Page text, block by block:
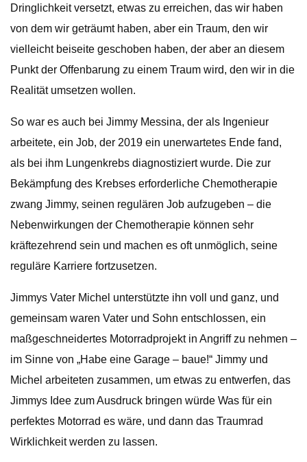
Dringlichkeit versetzt, etwas zu erreichen, das wir haben
von dem wir geträumt haben, aber ein Traum, den wir
vielleicht beiseite geschoben haben, der aber an diesem
Punkt der Offenbarung zu einem Traum wird, den wir in die
Realität umsetzen wollen.
So war es auch bei Jimmy Messina, der als Ingenieur
arbeitete, ein Job, der 2019 ein unerwartetes Ende fand,
als bei ihm Lungenkrebs diagnostiziert wurde. Die zur
Bekämpfung des Krebses erforderliche Chemotherapie
zwang Jimmy, seinen regulären Job aufzugeben – die
Nebenwirkungen der Chemotherapie können sehr
kräftezehrend sein und machen es oft unmöglich, seine
reguläre Karriere fortzusetzen.
Jimmys Vater Michel unterstützte ihn voll und ganz, und
gemeinsam waren Vater und Sohn entschlossen, ein
maßgeschneidertes Motorradprojekt in Angriff zu nehmen –
im Sinne von „Habe eine Garage – baue!“ Jimmy und
Michel arbeiteten zusammen, um etwas zu entwerfen, das
Jimmys Idee zum Ausdruck bringen würde Was für ein
perfektes Motorrad es wäre, und dann das Traumrad
Wirklichkeit werden zu lassen.